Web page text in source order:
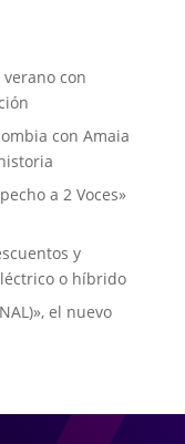
con
con Amaia
a 2 Voces»
y
o híbrido
el nuevo